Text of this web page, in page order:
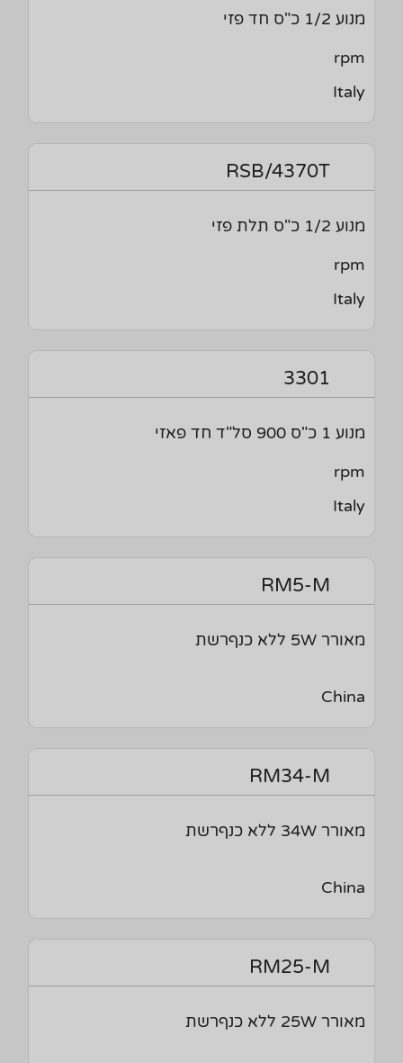
מנוע 1/2 כ"ס חד פזי
rpm
Italy
RSB/4370T
מנוע 1/2 כ"ס תלת פזי
rpm
Italy
3301
מנוע 1 כ"ס 900 סל"ד חד פאזי
rpm
Italy
RM5-M
מאורר 5W ללא כנףרשת
China
RM34-M
מאורר 34W ללא כנףרשת
China
RM25-M
מאורר 25W ללא כנףרשת